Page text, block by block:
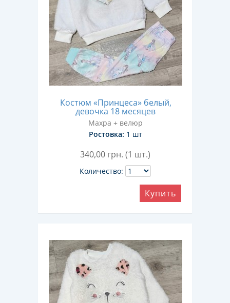
Костюм «Принцеса» белый,
девочка 18 месяцев
Махра + велюр
Ростовка: 1 шт
340,00 грн. (1 шт.)
Количество:
Купить